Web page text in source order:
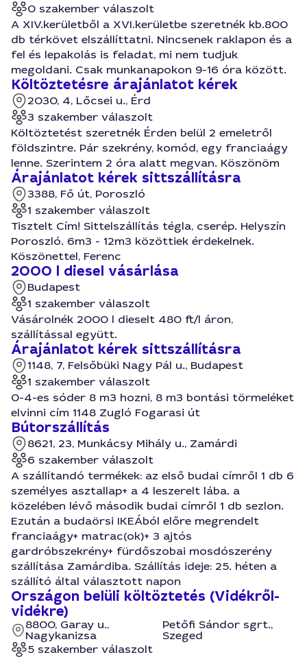
0 szakember válaszolt
A XIV.kerületből a XVI.kerületbe szeretnék kb.800
db térkövet elszállíttatni. Nincsenek raklapon és a
fel és lepakolás is feladat, mi nem tudjuk
megoldani. Csak munkanapokon 9-16 óra között.
Költöztetésre árajánlatot kérek
2030, 4, Lőcsei u., Érd
3 szakember válaszolt
Költöztetést szeretnék Érden belül 2 emeletről
földszintre. Pár szekrény, komód, egy franciaágy
lenne. Szerintem 2 óra alatt megvan. Köszönöm
Árajánlatot kérek sittszállításra
3388, Fő út, Poroszló
1 szakember válaszolt
Tisztelt Cím! Sittelszállítás tégla, cserép. Helyszín
Poroszló. 6m3 - 12m3 közöttiek érdekelnek.
Köszönettel, Ferenc
2000 l diesel vásárlása
Budapest
1 szakember válaszolt
Vásárolnék 2000 l dieselt 480 ft/l áron,
szállítással együtt.
Árajánlatot kérek sittszállításra
1148, 7, Felsőbüki Nagy Pál u., Budapest
1 szakember válaszolt
0-4-es sóder 8 m3 hozni, 8 m3 bontási törmeléket
elvinni cím 1148 Zugló Fogarasi út
Bútorszállítás
8621, 23, Munkácsy Mihály u., Zamárdi
6 szakember válaszolt
A szállítandó termékek: az első budai címről 1 db 6
személyes asztallap+ a 4 leszerelt lába. a
közelében lévő második budai címről 1 db sezlon.
Ezután a budaörsi IKEÁból előre megrendelt
franciaágy+ matrac(ok)+ 3 ajtós
gardróbszekrény+ fürdőszobai mosdószerény
szállítása Zamárdiba. Szállítás ideje: 25. héten a
szállító által választott napon
Országon belüli költöztetés (Vidékről-
vidékre)
8800, Garay u.,
Nagykanizsa
Petőfi Sándor sgrt.,
Szeged
5 szakember válaszolt